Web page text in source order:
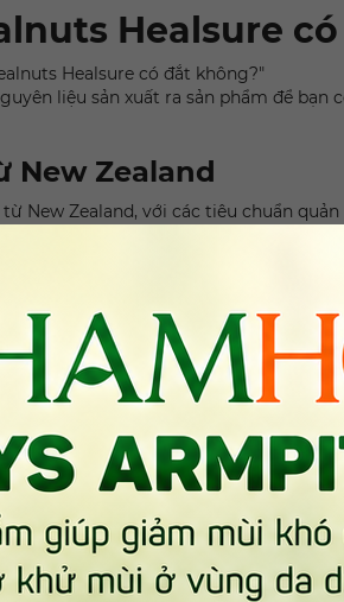
Healsure
Healsure có đắt không?"
liệu sản xuất ra sản phẩm để
New Zealand
New Zealand, với các tiêu chuẩn
HACCP, và FDA-USA đảm bảo
với phun sấy tầng sôi , giữ lại trọn